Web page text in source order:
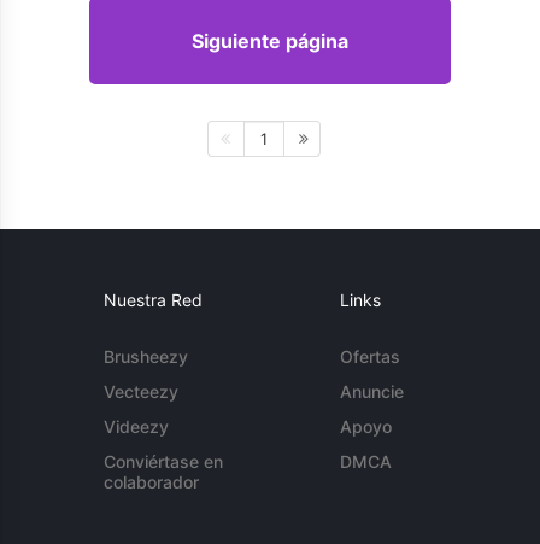
Siguiente página
1
Nuestra Red
Brusheezy
Vecteezy
Videezy
Conviértase en
colaborador
Links
Ofertas
Anuncie
Apoyo
DMCA